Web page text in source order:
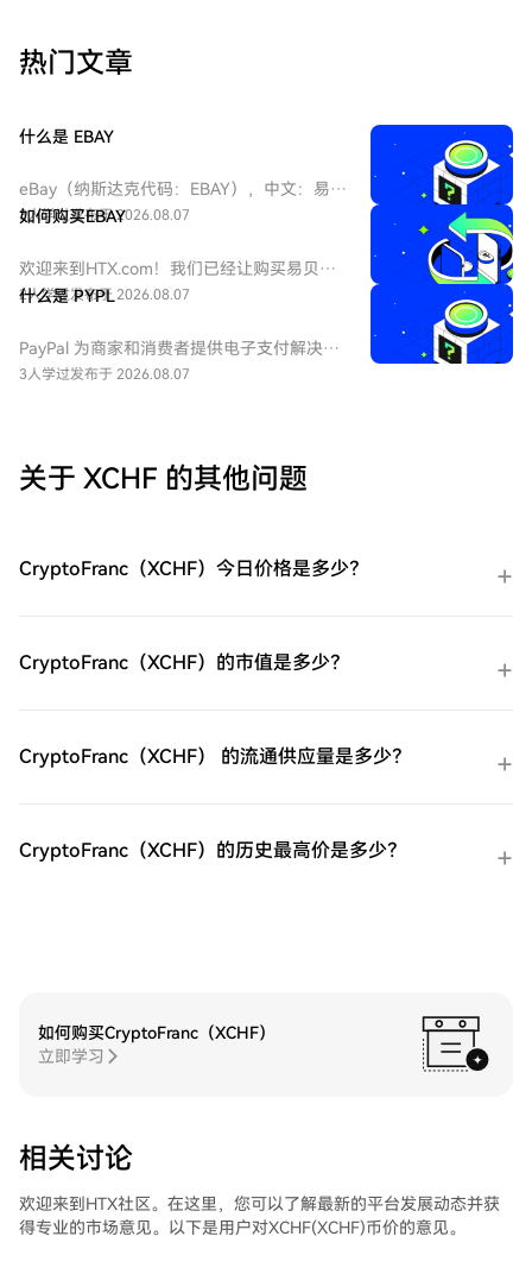
热门文章
什么是 EBAY
eBay（纳斯达克代码：EBAY），中文：易
贝，eBay是全球领先的电子商务巨头，成立
拍卖和零售购物的先驱，它连接全球数亿买
家和卖家。公司业务涵盖C2C和B2C领域，是
美国股票市场中极具代表性的互联网平台
3人学过发布于 2026.08.07
如何购买EBAY
欢迎来到HTX.com！我们已经让购买易贝
（EBAY）变得简单而便捷。跟随我们的逐步
步：创建您的HTX账户使用您的电子邮件、
手机号码注册一个免费账户在HTX上。体验
买：使用您HTX账户余额中的资金进行无缝
易。HTX场外交易台（OTC）购买：为大量
（EBAY）后，将其存储在您的HTX账户钱包
中。您也可以通过区块链转账将其发送到其
松交易易贝（EBAY)。访问您的账户，选择
您的交易对，执行您的交易，并实时监控。
2人学过发布于 2026.08.07
什么是 PYPL
PayPal 为商家和消费者提供电子支付解决方
案，重点关注在线交易。到2025年底，该公
3人学过发布于 2026.08.07
关于 XCHF 的其他问题
CryptoFranc（XCHF）今日价格是多少？
CryptoFranc（XCHF）的市值是多少？
CryptoFranc（XCHF） 的流通供应量是多少？
CryptoFranc（XCHF）的历史最高价是多少？
如何购买CryptoFranc（XCHF）
立即学习
相关讨论
欢迎来到HTX社区。在这里，您可以了解最新的平台发展动态并获
得专业的市场意见。以下是用户对XCHF(XCHF)币价的意见。